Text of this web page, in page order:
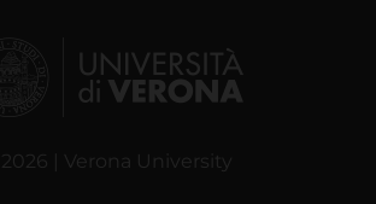
2026 | Verona University